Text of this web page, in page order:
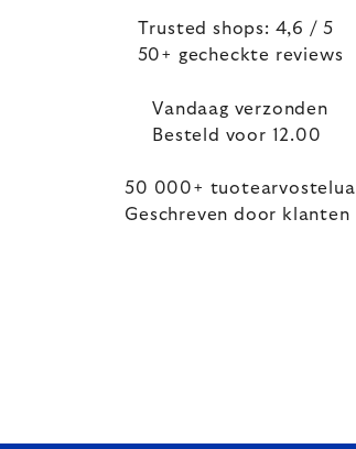
Trusted shops: 4,6 / 5
50+ gecheckte reviews
Vandaag verzonden
Besteld voor 12.00
50 000+ tuotearvostelua
Geschreven door klanten